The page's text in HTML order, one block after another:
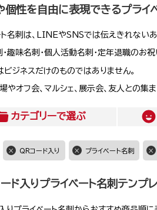
個性を自由に表現できるプライ
名刺は、LINEやSNSでは伝えきれないあ
趣味名刺・個人活動名刺・定年退職のお
ジネスだけのものではありません。
やオフ会、マルシェ、展示会、友人との集
カテゴリーで選ぶ
QRコード入り プライベート名刺
ド入りプライベート名刺テンプ